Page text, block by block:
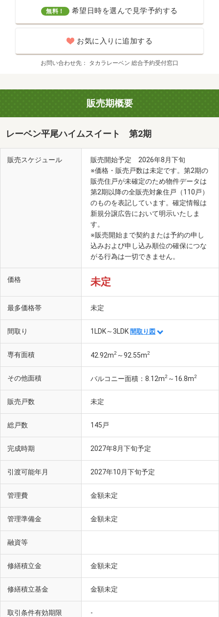
無料！ 希望日時を選んで見学予約する
お気に入りに追加する
お問い合わせ先 タカラレーベン 総合予約受付窓口
販売期概要
レーベン平尾ハイムスイート 第2期
販売スケジュール
販売開始予定 2026年8月下旬
※価格・販売戸数は未定です。第2期の
販売住戸が未確定のため物件データは
第2期以降の全販売対象住戸（110戸）
のものを表記しています。確定情報は
新規分譲広告において明示いたしま
す。
※販売開始まで契約または予約の申し
込みおよび申し込み順位の確保につな
がる行為は一切できません。
価格 未定
最多価格帯 未定
間取り 1LDK～3LDK 間取り図
専有面積 42.92m2 ～92.55m2
その他面積 バルコニー面積：8.12m2 ～16.8m2
販売戸数 未定
総戸数 145戸
完成時期 2027年8月下旬予定
引渡可能年月 2027年10月下旬予定
管理費 金額未定
管理準備金 金額未定
融資等
修繕積立金 金額未定
修繕積立基金 金額未定
取引条件有効期限 -